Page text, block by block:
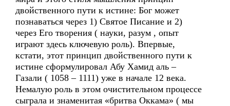
двойственного пути к истине: Бог может
познаваться через 1) Святое Писание и 2)
через Его творения ( науки, разум , опыт
играют здесь ключевую роль). Впервые,
кстати, этот принцип двойственного пути к
истине сформулировал Абу Хамид аль –
Газали ( 1058 – 1111) уже в начале 12 века.
Немалую роль в этом очистительном процессе
сыграла и знаменитая «бритва Оккама» ( мы